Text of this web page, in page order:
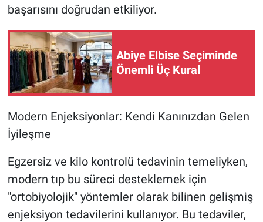
başarısını doğrudan etkiliyor.
Abiye Elbise Seçiminde
Önemli Üç Kural
Modern Enjeksiyonlar: Kendi Kanınızdan Gelen
İyileşme
Egzersiz ve kilo kontrolü tedavinin temeliyken,
modern tıp bu süreci desteklemek için
"ortobiyolojik" yöntemler olarak bilinen gelişmiş
enjeksiyon tedavilerini kullanıyor. Bu tedaviler,
Yerel Yaşam
Canlı Yayın